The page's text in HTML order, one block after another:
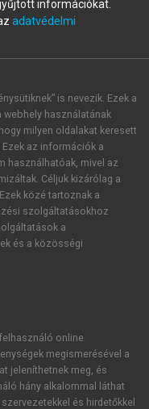
új fiókot.
automatikusan
információkat.
adatvédelmi
is nevezik. Ezek a
használatának
milyen oldalakat keresett
az információk a
használhatóak, mivel az
Céljuk kizárólag a
közé tartoznak a
szolgáltatásokhoz
a
és a közösségi
online
megismerésével a
jeleníthetnek meg, és
hány alkalommal láthat
és hirdetőkkel